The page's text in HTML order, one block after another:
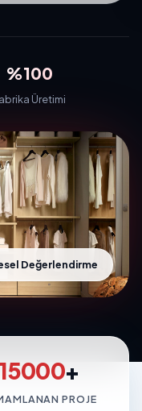
%100
Üretimi
Değerlendirme
15000+
PROJE